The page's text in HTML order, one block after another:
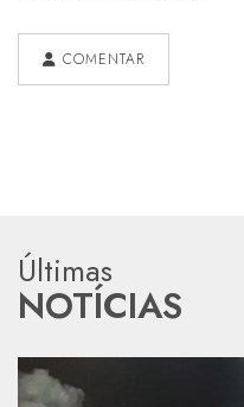
COMENTAR
Últimas
NOTÍCIAS